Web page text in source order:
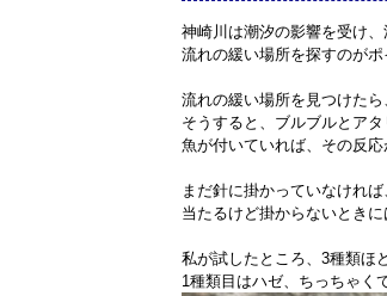
神崎川は潮汐の影響を受け、
流れの緩い場所を探すのがポ
流れの緩い場所を見つけた
そうすると、ブルブルとア
魚が付いていれば、その反応
まだ針に掛かっていなけれ
当たるけど掛からないとき
私が試したところ、3種類ほ
1種類目はハゼ、ちっちゃく